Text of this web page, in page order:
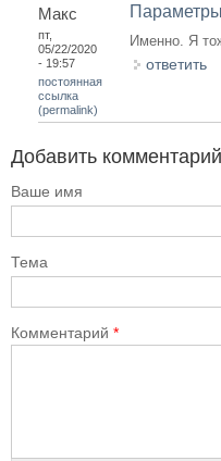
Макс
пт,
05/22/2020
- 19:57
постоянная
ссылка
(permalink)
Параметры
Именно. Я
ответить
Добавить комментарий
Ваше имя
Тема
Комментарий *